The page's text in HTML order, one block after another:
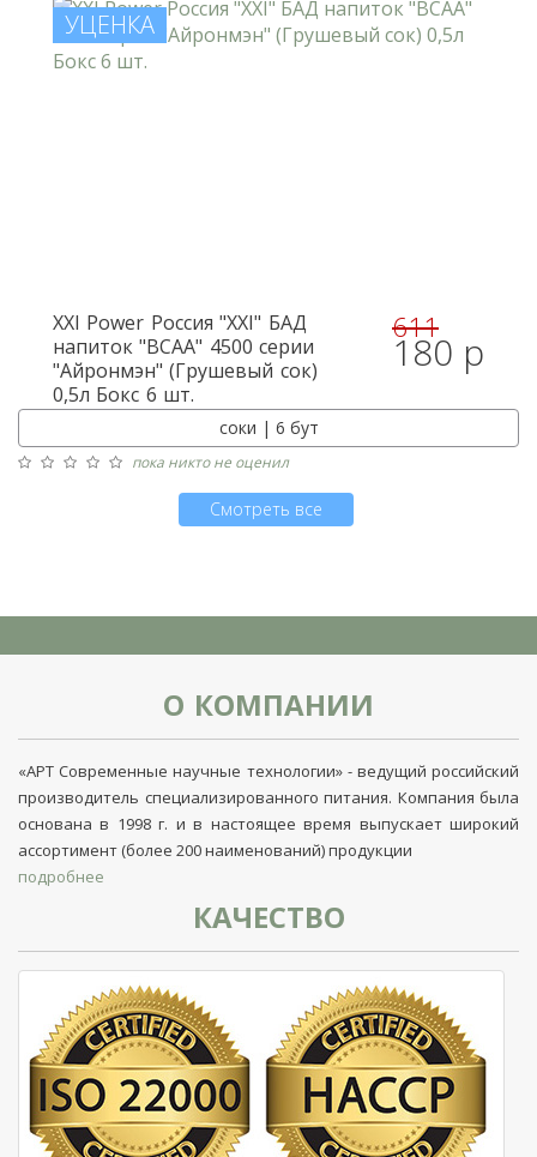
УЦЕНКА
XXI Power Россия "XXI" БАД
напиток "BCAA" 4500 серии
"Айронмэн" (Грушевый сок)
0,5л Бокс 6 шт.
611
180 р
соки | 6 бут
пока никто не оценил
Смотреть все
О КОМПАНИИ
«АРТ Современные научные технологии» - ведущий российский
производитель специализированного питания. Компания была
основана в 1998 г. и в настоящее время выпускает широкий
ассортимент (более 200 наименований) продукции
подробнее
КАЧЕСТВО